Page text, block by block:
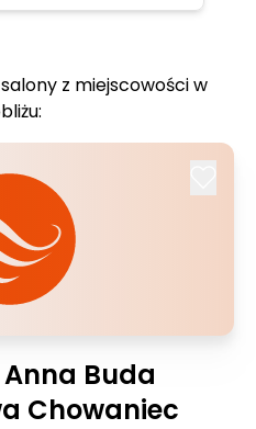
z miejscowości w
Buda
Chowaniec